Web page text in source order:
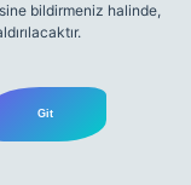
bildirmeniz halinde,